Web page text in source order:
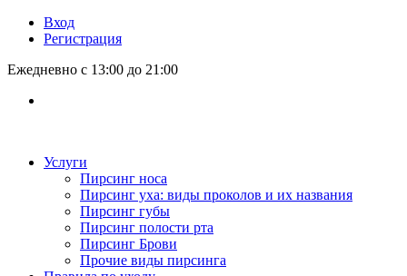
Вход
Регистрация
Ежедневно с 13:00 до 21:00
Услуги
Пирсинг носа
Пирсинг уха: виды проколов и их названия
Пирсинг губы
Пирсинг полости рта
Пирсинг Брови
Прочие виды пирсинга